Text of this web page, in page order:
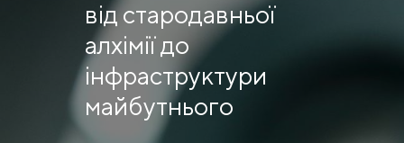
від стародавньої
алхімії до
інфраструктури
майбутнього